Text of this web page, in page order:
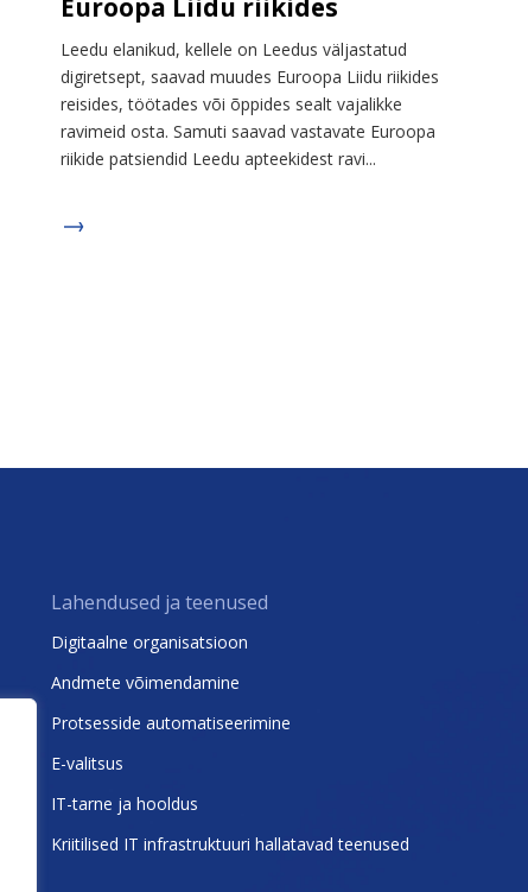
Euroopa Liidu riikides
Leedu elanikud, kellele on Leedus väljastatud
digiretsept, saavad muudes Euroopa Liidu riikides
reisides, töötades või õppides sealt vajalikke
ravimeid osta. Samuti saavad vastavate Euroopa
riikide patsiendid Leedu apteekidest ravi...
Lahendused ja teenused
Digitaalne organisatsioon
Andmete võimendamine
Protsesside automatiseerimine
E-valitsus
IT-tarne ja hooldus
Kriitilised IT infrastruktuuri hallatavad teenused